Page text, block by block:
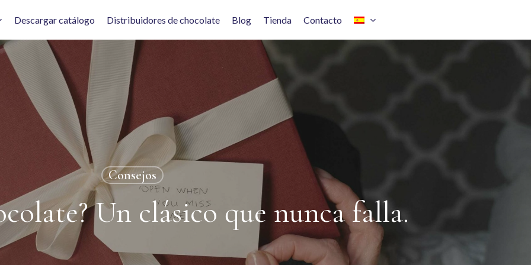
Descargar catálogo Distribuidores de chocolate Blog Tienda Contacto
Consejos
Un clásico que nunca falla.